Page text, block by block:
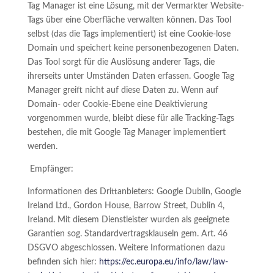
Tag Manager ist eine Lösung, mit der Vermarkter Website-
Tags über eine Oberfläche verwalten können. Das Tool
selbst (das die Tags implementiert) ist eine Cookie-lose
Domain und speichert keine personenbezogenen Daten.
Das Tool sorgt für die Auslösung anderer Tags, die
ihrerseits unter Umständen Daten erfassen. Google Tag
Manager greift nicht auf diese Daten zu. Wenn auf
Domain- oder Cookie-Ebene eine Deaktivierung
vorgenommen wurde, bleibt diese für alle Tracking-Tags
bestehen, die mit Google Tag Manager implementiert
werden.
Empfänger:
Informationen des Drittanbieters: Google Dublin, Google
Ireland Ltd., Gordon House, Barrow Street, Dublin 4,
Ireland. Mit diesem Dienstleister wurden als geeignete
Garantien sog. Standardvertragsklauseln gem. Art. 46
DSGVO abgeschlossen. Weitere Informationen dazu
befinden sich hier: https://ec.europa.eu/info/law/law-